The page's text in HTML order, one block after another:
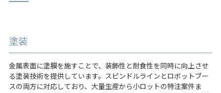
塗装
金属表面に塗膜を施すことで、装飾性と耐食性を同時に向上させ
る塗装技術を提供しています。スピンドルラインとロボットブー
スの両方に対応しており、大量生産から小ロットの特注案件ま